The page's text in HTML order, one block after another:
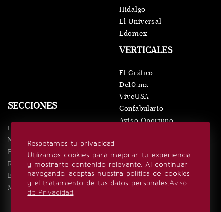
Respetamos tu privacidad
Utilizamos cookies para mejorar tu experiencia
y mostrarte contenido relevante. Al continuar
navegando, aceptas nuestra política de cookies
y el tratamiento de tus datos personales.Aviso
de Privacidad.
SECCIONES
Inicio
Noticias
Eventos
Realeza
Estilo de vida
Minuto x Minuto
VERTICALES
El Gráfico
De10.mx
ViveUSA
Confabulario
Aviso Oportuno
Hidalgo
El Universal
Edomex
SÍGUENOS